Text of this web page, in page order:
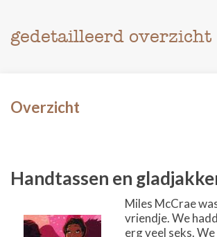
gedetailleerd overzicht
Overzicht
Handtassen en
Miles McCrae
vriendje. We
erg veel seks.